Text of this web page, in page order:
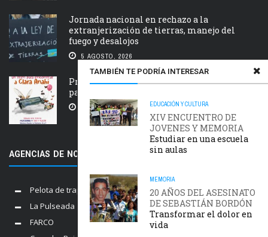
TAMBIÉN TE PODRÍA INTERESAR
EDUCACIÓN Y CULTURA
XIV ENCUENTRO DE
JOVENES Y MEMORIA
Estudiar en una escuela
sin aulas
MEMORIA
20 AÑOS DEL ASESINATO
DE SEBASTIÁN BORDÓN
Transformar el dolor en
vida
Jornada nacional en rechazo a la
extranjerización de tierras, manejo del
fuego y desalojos
5 AGOSTO, 2026
Próxima estación: un tren de ida y vuelta
para Clara Anahí
5 AGOSTO, 2026
AGENCIAS DE NOTICIAS AMIGAS
Pelota de trapo
La Pulseada
FARCO